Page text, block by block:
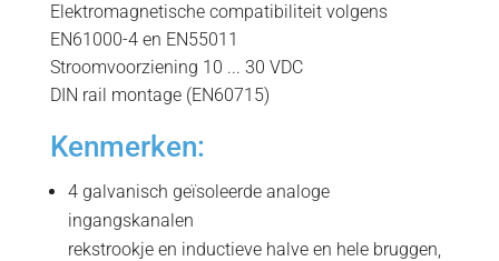
Elektromagnetische compatibiliteit volgens
EN61000-4 en EN55011
Stroomvoorziening 10 ... 30 VDC
DIN rail montage (EN60715)
Kenmerken:
4 galvanisch geïsoleerde analoge
ingangskanalen
rekstrookje en inductieve halve en hele bruggen,